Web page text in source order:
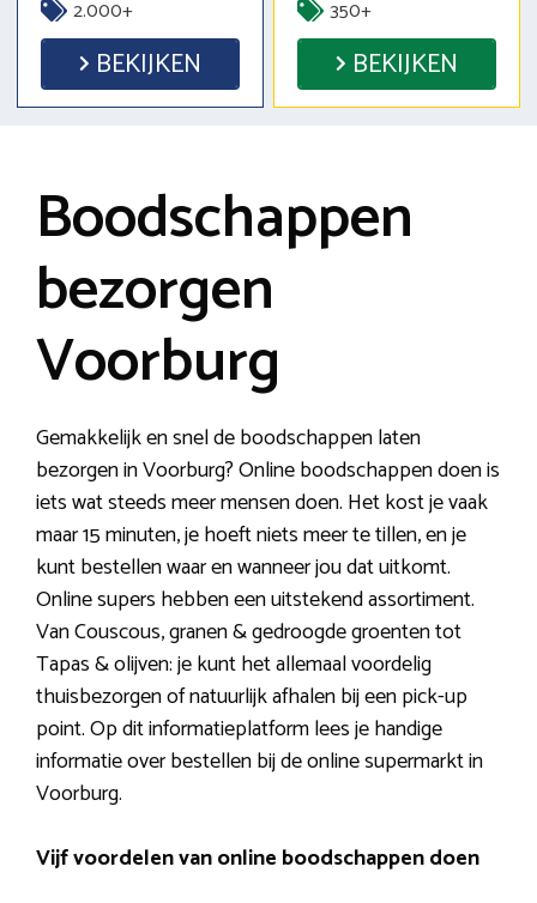
2.000+
BEKIJKEN
350+
BEKIJKEN
Boodschappen
bezorgen
Voorburg
Gemakkelijk en snel de boodschappen laten
bezorgen in Voorburg? Online boodschappen doen is
iets wat steeds meer mensen doen. Het kost je vaak
maar 15 minuten, je hoeft niets meer te tillen, en je
kunt bestellen waar en wanneer jou dat uitkomt.
Online supers hebben een uitstekend assortiment.
Van Couscous, granen & gedroogde groenten tot
Tapas & olijven: je kunt het allemaal voordelig
thuisbezorgen of natuurlijk afhalen bij een pick-up
point. Op dit informatieplatform lees je handige
informatie over bestellen bij de online supermarkt in
Voorburg.
Vijf voordelen van online boodschappen doen